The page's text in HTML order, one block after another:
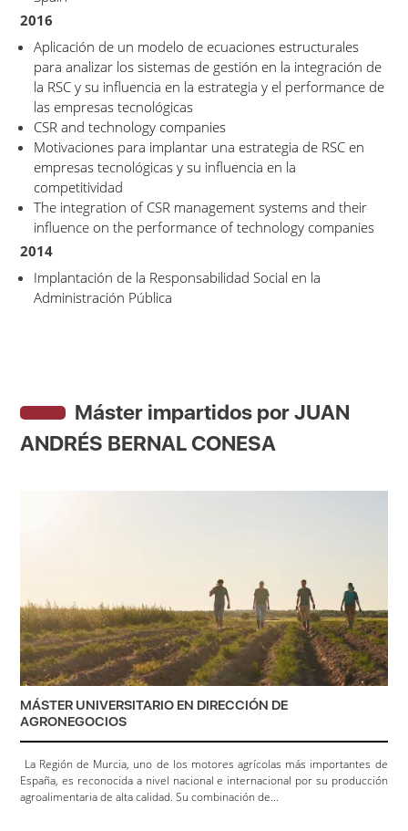
2016
Aplicación de un modelo de ecuaciones estructurales
para analizar los sistemas de gestión en la integración de
la RSC y su influencia en la estrategia y el performance de
las empresas tecnológicas
CSR and technology companies
Motivaciones para implantar una estrategia de RSC en
empresas tecnológicas y su influencia en la
competitividad
The integration of CSR management systems and their
influence on the performance of technology companies
2014
Implantación de la Responsabilidad Social en la
Administración Pública
Máster impartidos por JUAN
ANDRÉS BERNAL CONESA
MÁSTER UNIVERSITARIO EN DIRECCIÓN DE
AGRONEGOCIOS
La Región de Murcia, uno de los motores agrícolas más importantes de
España, es reconocida a nivel nacional e internacional por su producción
agroalimentaria de alta calidad. Su combinación de...